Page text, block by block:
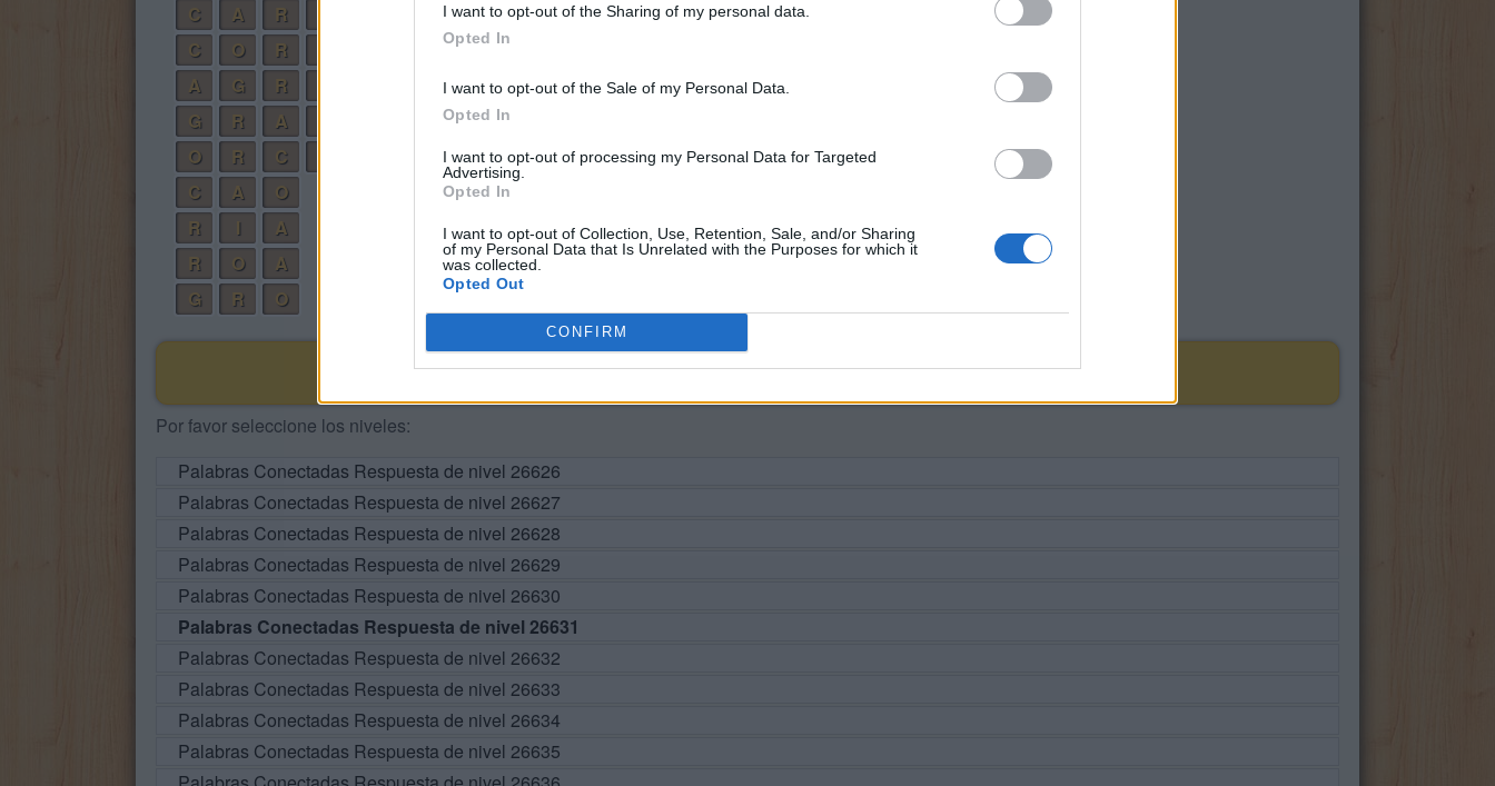
I want to opt-out of the Sharing of my personal data.
Opted In
I want to opt-out of the Sale of my Personal Data.
Opted In
I want to opt-out of processing my Personal Data for Targeted
Advertising.
Opted In
I want to opt-out of Collection, Use, Retention, Sale, and/or Sharing
of my Personal Data that Is Unrelated with the Purposes for which it
was collected.
Opted Out
CONFIRM
C
A R
C
O R
A
G R
G
R A
O
R C
C
A
O
R
A
R
O
A
G
R O
BUSCAR MÁS RESPUESTAS
Por favor seleccione los niveles:
Palabras Conectadas Respuesta de nivel 26626
Palabras Conectadas Respuesta de nivel 26627
Palabras Conectadas Respuesta de nivel 26628
Palabras Conectadas Respuesta de nivel 26629
Palabras Conectadas Respuesta de nivel 26630
Palabras Conectadas Respuesta de nivel 26631
Palabras Conectadas Respuesta de nivel 26632
Palabras Conectadas Respuesta de nivel 26633
Palabras Conectadas Respuesta de nivel 26634
Palabras Conectadas Respuesta de nivel 26635